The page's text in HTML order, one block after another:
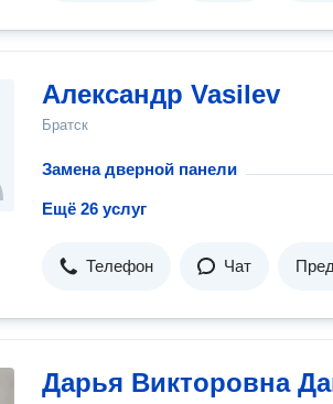
Александр Vasilev
Братск
Замена дверной панели
Ещё 26 услуг
Телефон Чат
Дарья Викторовна